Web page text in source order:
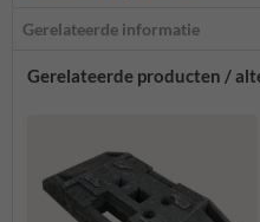
Gerelateerde informatie
Gerelateerde producten /